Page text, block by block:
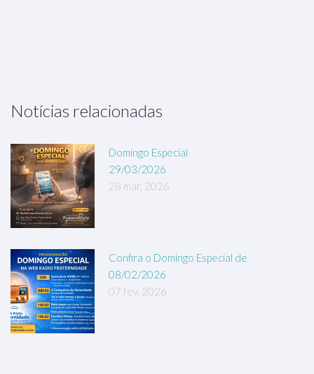
Notícias relacionadas
Domingo Especial
29/03/2026
28 mar, 2026
Confira o Domingo Especial de
08/02/2026
07 fev, 2026